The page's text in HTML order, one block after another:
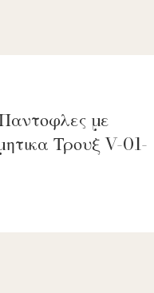
με
Τρουξ V-01-